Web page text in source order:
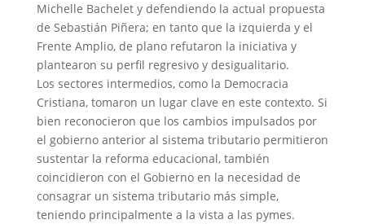
Michelle Bachelet y defendiendo la actual propuesta
de Sebastián Piñera; en tanto que la izquierda y el
Frente Amplio, de plano refutaron la iniciativa y
plantearon su perfil regresivo y desigualitario.
Los sectores intermedios, como la Democracia
Cristiana, tomaron un lugar clave en este contexto. Si
bien reconocieron que los cambios impulsados por
el gobierno anterior al sistema tributario permitieron
sustentar la reforma educacional, también
coincidieron con el Gobierno en la necesidad de
consagrar un sistema tributario más simple,
teniendo principalmente a la vista a las pymes.